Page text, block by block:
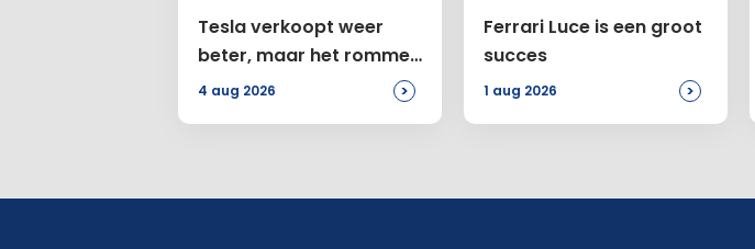
Tesla verkoopt weer
beter, maar het rommelt
bij de Amerikanen
4 aug 2026 >
Ferrari Luce is een groot
succes
1 aug 2026 >